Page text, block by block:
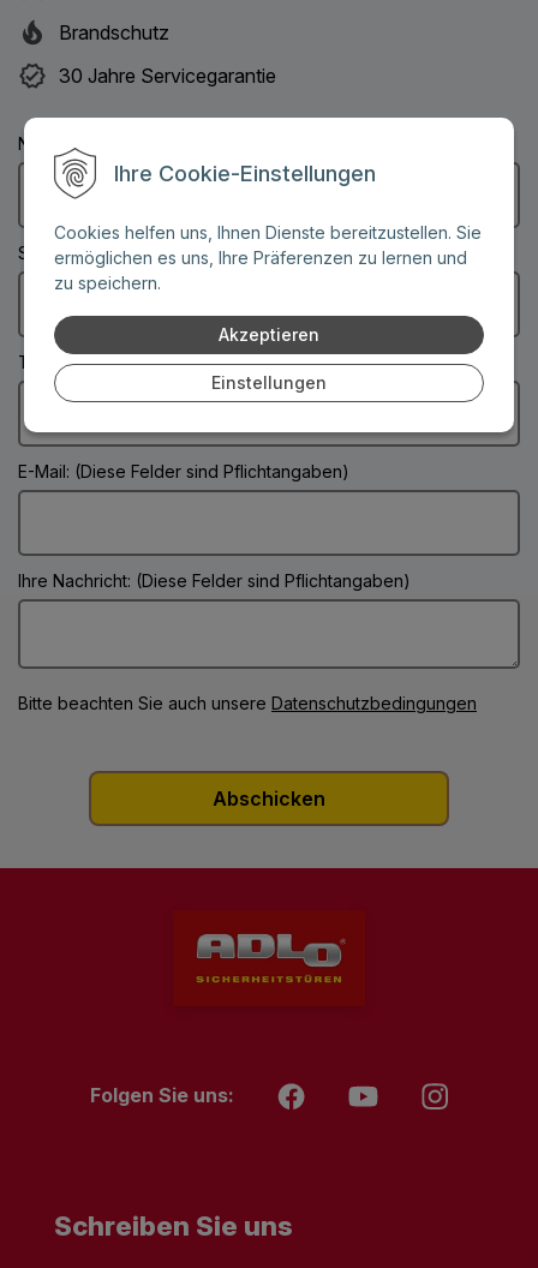
Ihre Cookie-Einstellungen
Cookies helfen uns, Ihnen Dienste bereitzustellen. Sie
ermöglichen es uns, Ihre Präferenzen zu lernen und
zu speichern.
Akzeptieren
Einstellungen
Brandschutz
30 Jahre Servicegarantie
Name: (Diese Felder sind Pflichtangaben)
Stadt: (Diese Felder sind Pflichtangaben)
Telefonnummer:
E-Mail: (Diese Felder sind Pflichtangaben)
Ihre Nachricht: (Diese Felder sind Pflichtangaben)
Bitte beachten Sie auch unsere Datenschutzbedingungen
Folgen Sie uns:
Schreiben Sie uns